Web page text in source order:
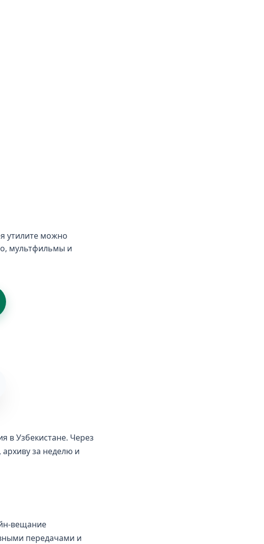
утилите можно
мультфильмы и
в Узбекистане. Через
за неделю и
вещание
передачами и